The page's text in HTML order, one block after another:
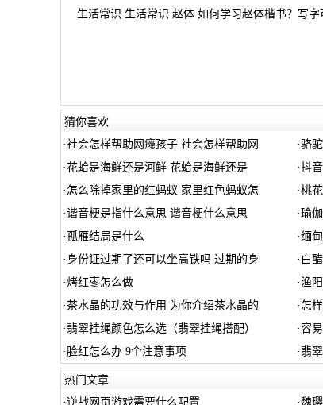
生活常识 生活常识 赵体 如何学习赵体楷书？写字
猜你喜欢
·社会怎样帮助网瘾孩子 社会怎样帮助网 ·骆
·花蛤是海鲜还是河鲜 花蛤是海鲜还是 ·抖
· 怎么除掉家里的红蚂蚁 家里红色蚂蚁怎 ·桃
·谐音梗是指什么意思 谐音梗什么意思 ·瑜
·孤雁结局是什么 ·缅
· 身份证过期了还可以坐高铁吗 过期的身 · 白
·烤红枣怎么做 ·渔
·茶水晶的功效与作用 为你介绍茶水晶的 · 怎
· 翡翠挂绳颜色怎么选（翡翠挂绳搭配） ·容
·脸红怎么办 9个注意事项 · 翡
热门文章
·逆战网页游戏需要什么配置 ·魏